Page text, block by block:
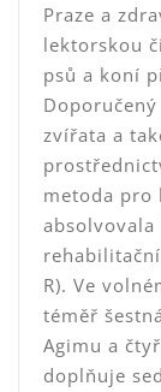
Praze a
lektorskou
psů a koní
zvířata a
metoda pro
R). Ve
téměř
Agimu a
doplňuje